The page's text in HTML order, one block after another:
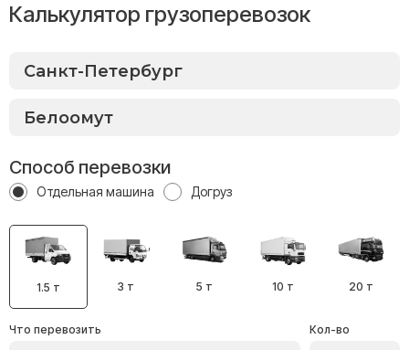
Калькулятор грузоперевозок
Способ перевозки
Отдельная машина Догруз
1.5 т 3 т 5 т 10 т 20 т
Что перевозить Кол-во